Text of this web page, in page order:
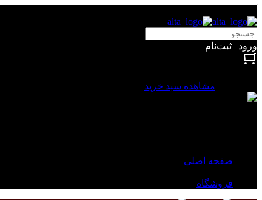
ورود | ثبت‌نام
مشاهده سبد خرید
صفحه اصلی
فروشگاه